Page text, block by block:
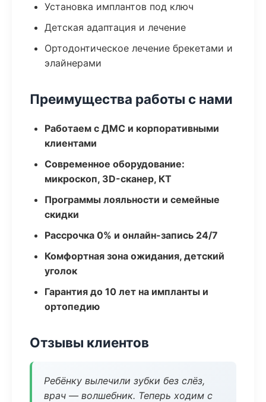
Установка имплантов под ключ
Детская адаптация и лечение
Ортодонтическое лечение брекетами и
элайнерами
Преимущества работы с нами
Работаем с ДМС и корпоративными
клиентами
Современное оборудование:
микроскоп, 3D-сканер, КТ
Программы лояльности и семейные
скидки
Рассрочка 0% и онлайн-запись 24/7
Комфортная зона ожидания, детский
уголок
Гарантия до 10 лет на импланты и
ортопедию
Отзывы клиентов
Ребёнку вылечили зубки без слёз,
врач — волшебник. Теперь ходим с